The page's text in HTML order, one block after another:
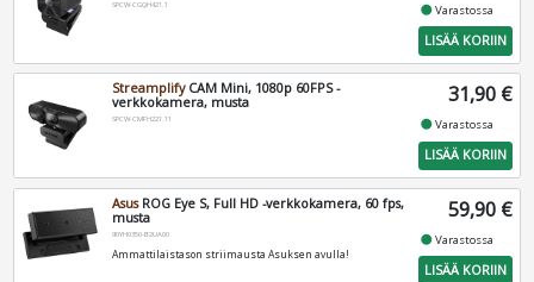
SPCW-CGQH421.1 fiber_manual_recordVarastossa
LISÄÄ KORIIN
StreamplifyCAM Mini, 1080p 60FPS -
verkkokamera, musta
SPCW-CMFH221.11
31,90 €
fiber_manual_recordVarastossa
LISÄÄ KORIIN
AsusROG Eye S, Full HD -verkkokamera, 60 fps,
musta
90YH0350-B2UA00
Ammattilaistason striimausta Asuksen avulla!
59,90 €
fiber_manual_recordVarastossa
LISÄÄ KORIIN